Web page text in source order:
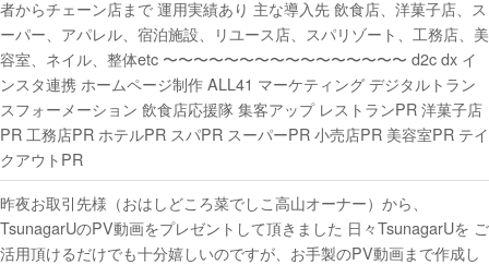
者からチェーン店まで 運用実績あり 主な導入先 飲食店、洋菓子店、ス
ーパー、アパレル、宿泊施設、リユース店、スパリゾート、工務店、美
容室、ネイル、整体etc 〜〜〜〜〜〜〜〜〜〜〜〜〜〜〜〜 d2c dx イ
ンスタ連携 ホームページ制作 ALL41 マーケティング デジタルトラン
スフォーメーション 飲食店応援隊 集客アップ レストランPR 洋菓子店
PR 工務店PR ホテルPR スパPR スーパーPR 小売店PR 美容室PR テイ
クアウトPR
昨夜お取引先様（おはしどころ菜でしこ高山オーナー）から、
TsunagarUのPV動画をプレゼントして頂きました 日々TsunagarUを ご
活用頂けるだけでも十分嬉しいのですが、お手製のPV動画まで作成し